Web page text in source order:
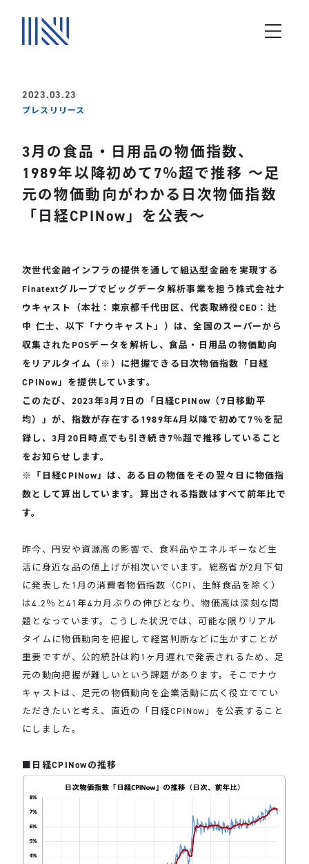
2023.03.23
プレスリリース
3月の食品・日用品の物価指数、
1989年以降初めて7％超で推移 ～足
元の物価動向がわかる日次物価指数
「日経CPINow」を公表～
次世代金融インフラの提供を通して組込型金融を実現する
Finatextグループでビッグデータ解析事業を担う株式会社ナ
ウキャスト（本社：東京都千代田区、代表取締役CEO：辻
中 仁士、以下「ナウキャスト」）は、全国のスーパーから
収集されたPOSデータを解析し、食品・日用品の物価動向
をリアルタイム（※）に把握できる日次物価指数「日経
CPINow」を提供しています。
このたび、2023年3月7日の「日経CPINow （7日移動平
均）」が、指数が存在する1989年4月以降で初めて7％を記
録し、3月20日時点でも引き続き7％超で推移していること
をお知らせします。
※「日経CPINow」は、ある日の物価をその翌々日に物価指
数として算出しています。算出される指数はすべて前年比で
す。
昨今、円安や資源高の影響で、食料品やエネルギーなど生
活に身近な品の値上げが相次いでいます。総務省が2月下旬
に発表した1月の消費者物価指数（CPI、生鮮食品を除く）
は4.2％と41年4カ月ぶりの伸びとなり、物価高は深刻な問
題となっています。こうした状況では、可能な限りリアル
タイムに物価動向を把握して経営判断などに生かすことが
重要ですが、 公的統計は約1ヶ月遅れで発表されるため、足
元の動向把握が難しいという課題があります。そこでナウ
キャストは、足元の物価動向を企業活動に広く役立ててい
ただきたいと考え、 直近の
「日経CPINow」を公表すること
にしました。
■日経CPINowの推移